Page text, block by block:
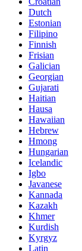
Dutch
Estonian
Filipino
Finnish
Frisian
Galician
Georgian
Gujarati
Haitian
Hausa
Hawaiian
Hebrew
Hmong
Hungarian
Icelandic
Igbo
Javanese
Kannada
Kazakh
Khmer
Kurdish
Kyrgyz
Latin